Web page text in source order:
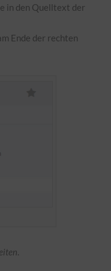
in den Quelltext der
Ende der rechten
.